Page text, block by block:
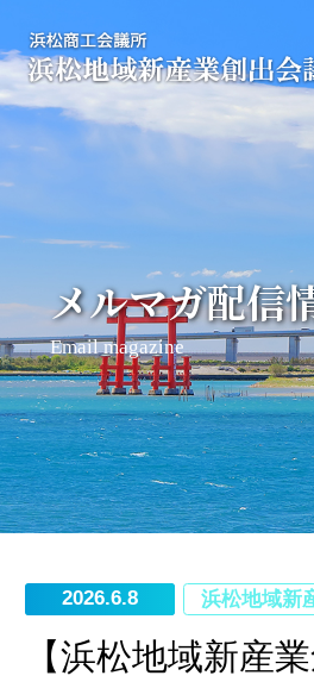
メルマガ配信
Email magazine
2026.6.8 浜松地域新
【浜松地域新産